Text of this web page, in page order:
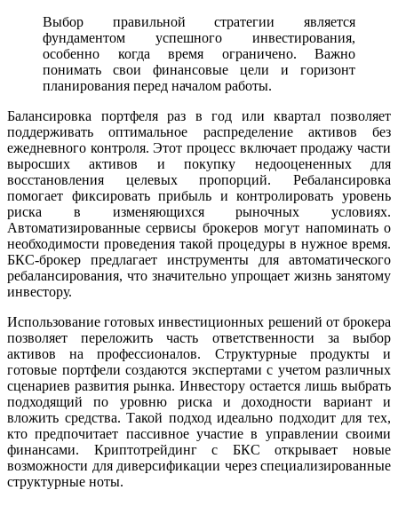
Выбор правильной стратегии является
фундаментом успешного инвестирования,
особенно когда время ограничено. Важно
понимать свои финансовые цели и горизонт
планирования перед началом работы.
Балансировка портфеля раз в год или квартал позволяет
поддерживать оптимальное распределение активов без
ежедневного контроля. Этот процесс включает продажу части
выросших активов и покупку недооцененных для
восстановления целевых пропорций. Ребалансировка
помогает фиксировать прибыль и контролировать уровень
риска в изменяющихся рыночных условиях.
Автоматизированные сервисы брокеров могут напоминать о
необходимости проведения такой процедуры в нужное время.
БКС-брокер предлагает инструменты для автоматического
ребалансирования, что значительно упрощает жизнь занятому
инвестору.
Использование готовых инвестиционных решений от брокера
позволяет переложить часть ответственности за выбор
активов на профессионалов. Структурные продукты и
готовые портфели создаются экспертами с учетом различных
сценариев развития рынка. Инвестору остается лишь выбрать
подходящий по уровню риска и доходности вариант и
вложить средства. Такой подход идеально подходит для тех,
кто предпочитает пассивное участие в управлении своими
финансами. Криптотрейдинг с БКС открывает новые
возможности для диверсификации через специализированные
структурные ноты.